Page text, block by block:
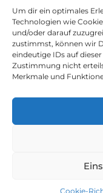
Um dir ein optimales
Technologien wie
und/oder darauf
zustimmst, können wir
eindeutige IDs auf
Zustimmung nicht
Merkmale und
Cookie-
Öffnungszeiten
Montag –
8.00 – 12.30 Uhr &
Freitag
8.00 – 13.00 Uhr
» Kontakt